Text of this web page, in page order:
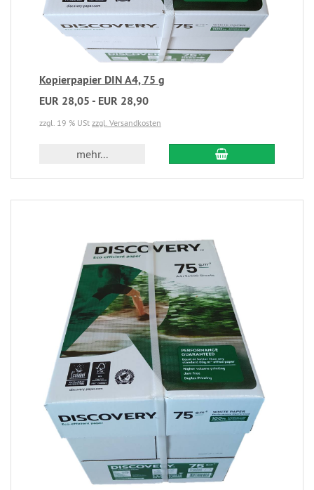
Kopierpapier DIN A4, 75 g
EUR 28,05 - EUR 28,90
zzgl. 19 % USt zzgl. Versandkosten
mehr...